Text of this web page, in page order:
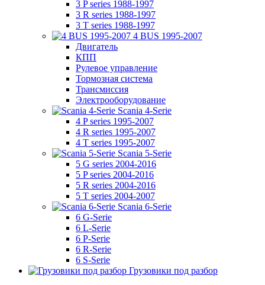
3 P series 1988-1997
3 R series 1988-1997
3 T series 1988-1997
4 BUS 1995-2007
Двигатель
КПП
Рулевое управление
Тормозная система
Трансмиссия
Электрооборудование
Scania 4-Serie
4 P series 1995-2007
4 R series 1995-2007
4 T series 1995-2007
Scania 5-Serie
5 G series 2004-2016
5 P series 2004-2016
5 R series 2004-2016
5 T series 2004-2007
Scania 6-Serie
6 G-Serie
6 L-Serie
6 P-Serie
6 R-Serie
6 S-Serie
Грузовики под разбор